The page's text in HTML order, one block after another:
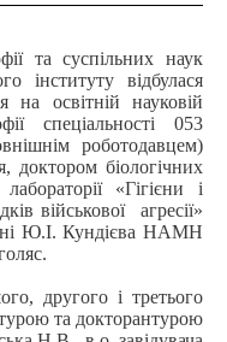
та суспільних наук
інституту відбулася
на освітній науковій
спеціальності 053
роботодавцем)
доктором біологічних
«Гігієни і
військової агресії»
Ю.І. Кундієва НАМН
другого і третього
та докторантурою